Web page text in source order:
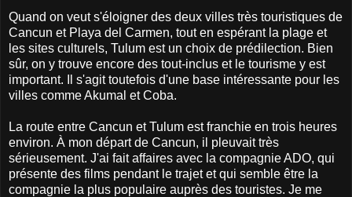
Quand on veut s'éloigner des deux villes très touristiques de
Cancun et Playa del Carmen, tout en espérant la plage et
les sites culturels, Tulum est un choix de prédilection. Bien
sûr, on y trouve encore des tout-inclus et le tourisme y est
important. Il s'agit toutefois d'une base intéressante pour les
villes comme Akumal et Coba.
La route entre Cancun et Tulum est franchie en trois heures
environ. À mon départ de Cancun, il pleuvait très
sérieusement. J'ai fait affaires avec la compagnie ADO, qui
présente des films pendant le trajet et qui semble être la
compagnie la plus populaire auprès des touristes. Je me